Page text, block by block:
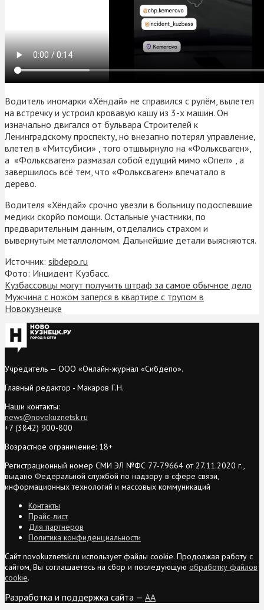
Водитель иномарки «Хёндай» не справился с рулём, вылетел
на встречку и устроил кровавую кашу из 3-х машин. Он
изначально двигался от бульвара Строителей к
Ленинградскому проспекту, но внезапно потерял управление,
влетел в «Митсубиси» , того отшвырнуло на «Фольксваген»,
а «Фольксваген» размазал собой едущий мимо «Опел» , а
завершилось всё тем, что «Фольксваген» впечатало в
дерево.
Водителя «Хёндай» срочно увезли в больницу подоспевшие
медики скорйо помощи. Остальные участники, по
предварительным данным, отделались страхом и
вывернутым металлоломом. Дальнейшие детали выясняются.
Источник: sibdepo.ru
Фото: Инцидент Кузбасс.
Кузбассовцы могут получить штраф за самое обычное дело
Мужчина с ножом заперся в квартире с трупом в
Новокузнецке
Учредитель — ООО «Онлайн-журнал «Сибдепо».
Главный редактор - Макаров Г.Н.
Наши контакты:
news@novokuznetsk.ru
+7 (3842) 900-800
Возрастное ограничение: 18+
Регистрационный номер СМИ ЭЛ №ФС 77-79664 от 27.11.2020 г.,
выдано Федеральной службой по надзору в сфере связи,
информационных технологий и массовых коммуникаций
Контакты
Прайс-лист
Для партнеров
Политика конфиденциальности
Сайт novokuznetsk.ru использует файлы cookie. Продолжая работу с
сайтом, Вы соглашаетесь на сбор и последующую обработку файлов
cookie.
Разработка и поддержка сайта — AA